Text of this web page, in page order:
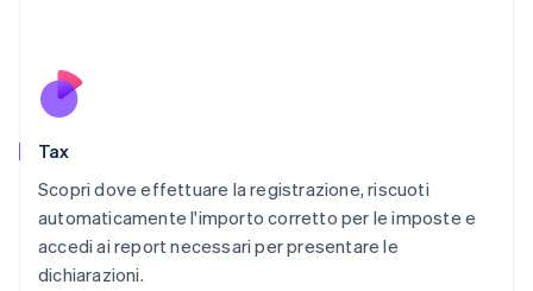
Tax
Scopri dove effettuare la registrazione, riscuoti
automaticamente l'importo corretto per le imposte e
accedi ai report necessari per presentare le
dichiarazioni.
English
Paesi Bassi
English
Portogallo
RAS di Hong Kong, Cina
English简体中文